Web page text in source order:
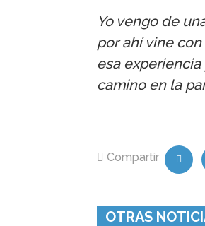
Yo vengo de
por ahí vine
esa
camino en la
Compartir
OTRAS